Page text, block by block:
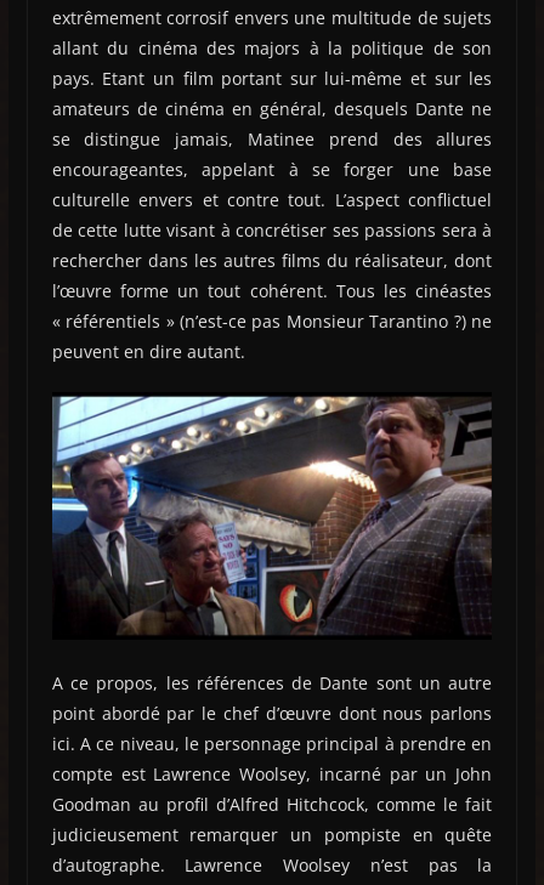
extrêmement corrosif envers une multitude de sujets
allant du cinéma des majors à la politique de son
pays. Etant un film portant sur lui-même et sur les
amateurs de cinéma en général, desquels Dante ne
se distingue jamais, Matinee prend des allures
encourageantes, appelant à se forger une base
culturelle envers et contre tout. L’aspect conflictuel
de cette lutte visant à concrétiser ses passions sera à
rechercher dans les autres films du réalisateur, dont
l’œuvre forme un tout cohérent. Tous les cinéastes
« référentiels » (n’est-ce pas Monsieur Tarantino ?) ne
peuvent en dire autant.
A ce propos, les références de Dante sont un autre
point abordé par le chef d’œuvre dont nous parlons
ici. A ce niveau, le personnage principal à prendre en
compte est Lawrence Woolsey, incarné par un John
Goodman au profil d’Alfred Hitchcock, comme le fait
judicieusement remarquer un pompiste en quête
d’autographe. Lawrence Woolsey n’est pas la